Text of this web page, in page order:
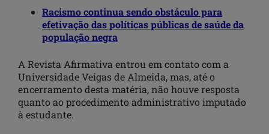
Racismo continua sendo obstáculo para
efetivação das políticas públicas de saúde da
população negra
A Revista Afirmativa entrou em contato com a
Universidade Veigas de Almeida, mas, até o
encerramento desta matéria, não houve resposta
quanto ao procedimento administrativo imputado
à estudante.